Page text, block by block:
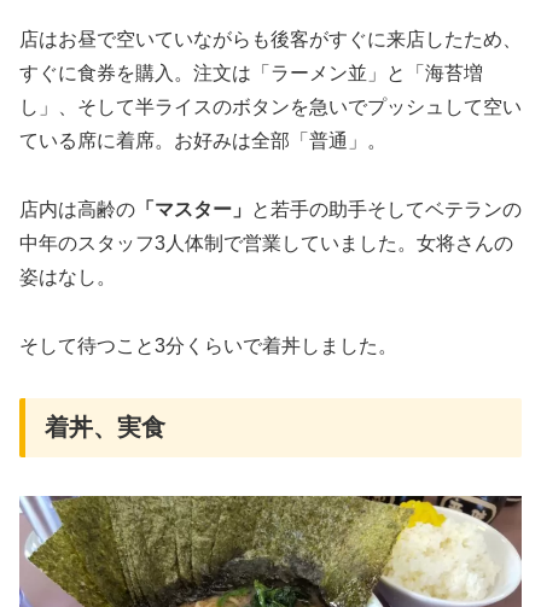
店はお昼で空いていながらも後客がすぐに来店したため、
すぐに食券を購入。注文は「ラーメン並」と「海苔増
し」、そして半ライスのボタンを急いでプッシュして空い
ている席に着席。お好みは全部「普通」。
店内は高齢の 「マスター」
と若手の助手そしてベテランの
中年のスタッフ3人体制で営業していました。女将さんの
姿はなし。
そして待つこと3分くらいで着丼しました。
着丼、実食